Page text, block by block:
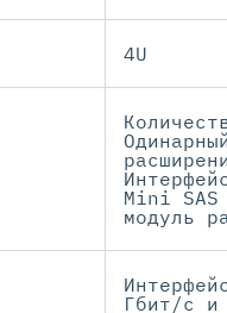
4U
Mini SAS
модуль
Гбит/с